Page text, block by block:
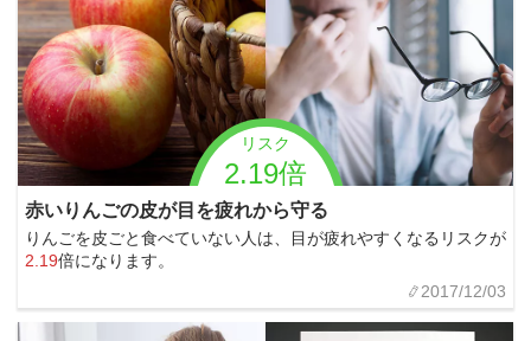
リスク
2.19倍
赤いりんごの皮が目を疲れから守る
りんごを皮ごと食べていない人は、目が疲れやすくなるリスクが
2.19倍になります。
2017/12/03